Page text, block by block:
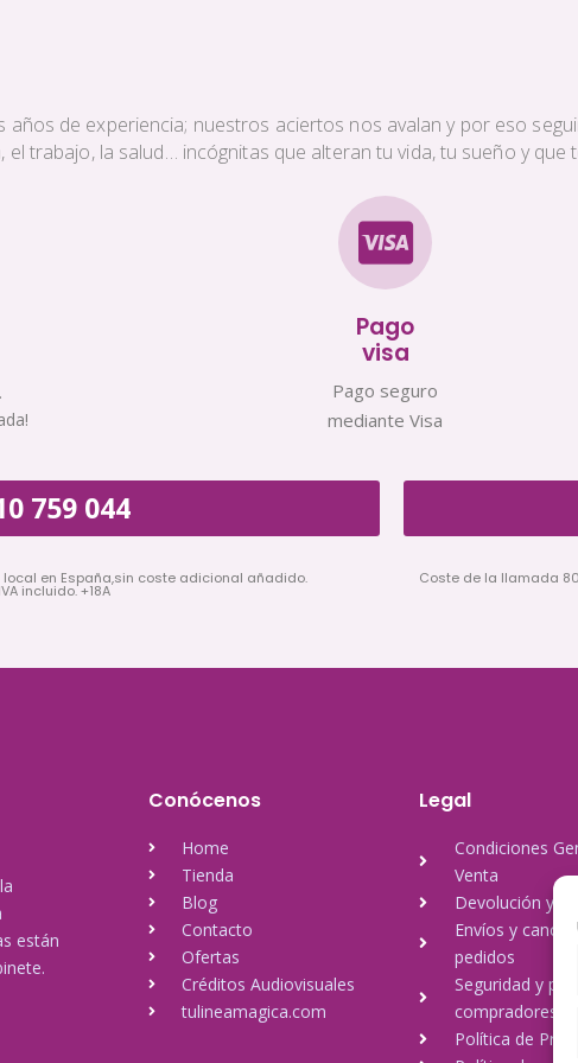
de experiencia; nuestros aciertos nos avalan y por eso
el trabajo, la salud… incógnitas que alteran tu vida, tu sueño y
Pago
visa
Pago seguro
mediante Visa
759 044
local en España,sin coste adicional añadido.
IVA incluido. +18A
Coste de la llamada
están
Conócenos
Home
Tienda
Blog
Contacto
Ofertas
Créditos Audiovisuales
tulineamagica.com
Legal
Condiciones
Venta
Devolución y
Envíos y
pedidos
Seguridad y
compradores
Política de